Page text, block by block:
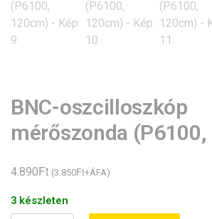
BNC-oszcilloszkóp
mérőszonda
4.890Ft (3.850Ft+ÁFA)
3 készleten